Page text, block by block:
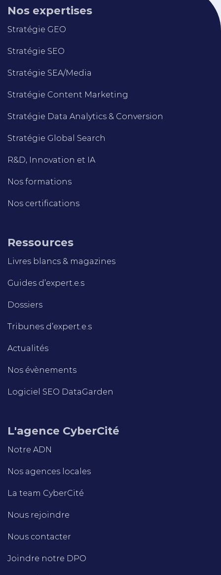
Nos expertises
Stratégie GEO
Stratégie SEO
Stratégie SEA/Media
Stratégie Content Marketing
Stratégie Data Analytics & Conversion
Stratégie Global Search
R&D, Innovation et IA
Nos formations
Nos certifications
Ressources
Livres blancs & magazines
Guides d’expert.e.s
Dossiers
Tribunes d’expert.e.s
Actualités
Nos évènements
Logiciel SEO DataGarden
L'agence CyberCité
Notre ADN
Nos agences locales
La team CyberCité
Nous rejoindre
Nous contacter
Joindre notre DPO